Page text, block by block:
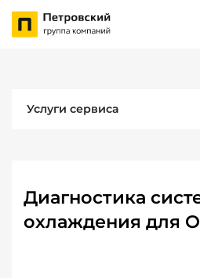
Услуги сервиса
Диагностика
охлаждения для